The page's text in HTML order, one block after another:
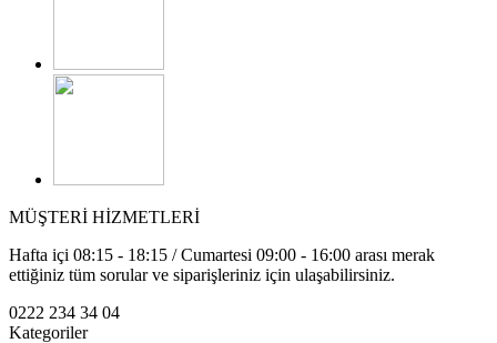
MÜŞTERİ HİZMETLERİ
Hafta içi 08:15 - 18:15 / Cumartesi 09:00 - 16:00 arası merak
ettiğiniz tüm sorular ve siparişleriniz için ulaşabilirsiniz.
0222 234 34 04
Kategoriler